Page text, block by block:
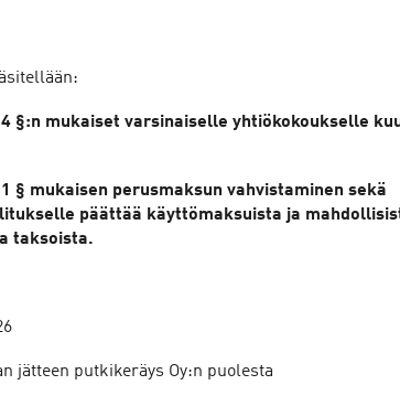
§:n mukaiset varsinaiselle yhtiökokoukselle
§ mukaisen perusmaksun vahvistaminen sekä
päättää käyttömaksuista ja
taksoista.
jätteen putkikeräys Oy:n puolesta